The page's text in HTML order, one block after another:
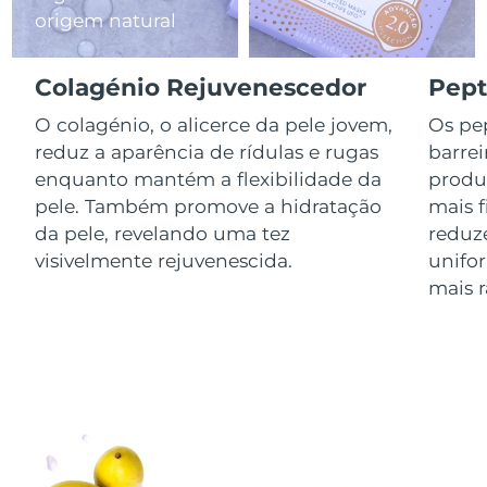
origem natural
Colagénio Rejuvenescedor
O colagénio, o alicerce da pele jovem,
reduz a aparência de rídulas e rugas
enquanto mantém a flexibilidade da
pele. Também promove a hidratação
da pele, revelando uma tez
visivelmente rejuvenescida.
Os
mais
mais
Luxemburgo Entrega prevista8/11/26
Macau, RAE da
China
Entrega prevista 8/13/26
Malásia Entrega prevista 8/14/26
Malta Entrega prevista
México
8/12/26
Noruega